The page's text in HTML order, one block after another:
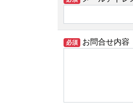
必須 お問合せ内容